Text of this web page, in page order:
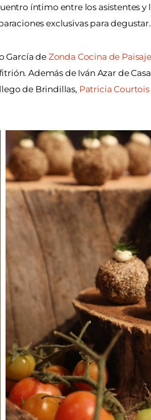
íntimo entre los asistentes y
exclusivas para degustar.
García de Zonda Cocina de
Además de Iván Azar de
de Brindillas, Patricia Courtois